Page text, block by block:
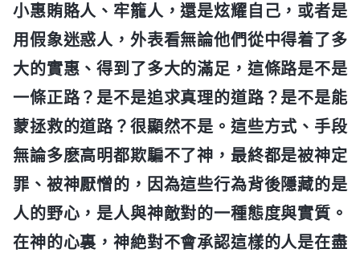
小惠賄賂人、牢籠人，還是炫耀自己，或者是
用假象迷惑人，外表看無論他們從中得着了多
大的實惠、得到了多大的滿足，這條路是不是
一條正路？是不是追求真理的道路？是不是能
蒙拯救的道路？很顯然不是。這些方式、手段
無論多麽高明都欺騙不了神，最終都是被神定
罪、被神厭憎的，因為這些行為背後隱藏的是
人的野心，是人與神敵對的一種態度與實質。
在神的心裏，神絶對不會承認這樣的人是在盡